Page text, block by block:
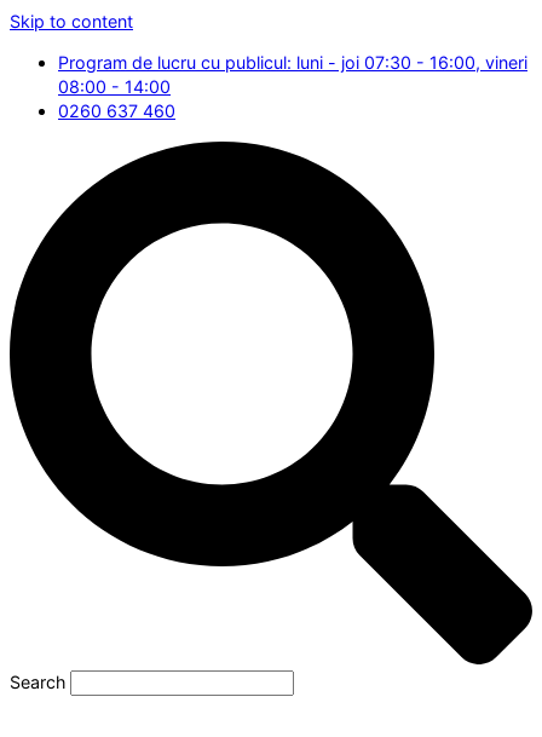
Skip to content
Program de lucru cu publicul: luni - joi 07:30 - 16:00, vineri
08:00 - 14:00
0260 637 460
Search